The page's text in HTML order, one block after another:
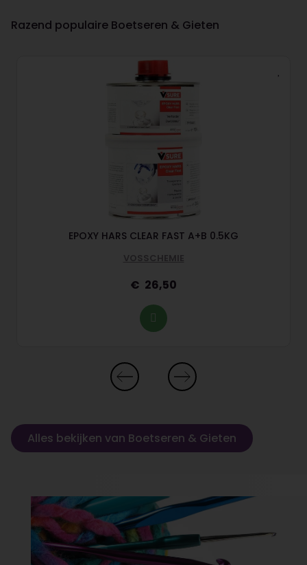
Razend populaire Boetseren & Gieten
EPOXY HARS CLEAR FAST A+B 0.5KG
VOSSCHEMIE
26,50
Alles bekijken van Boetseren & Gieten